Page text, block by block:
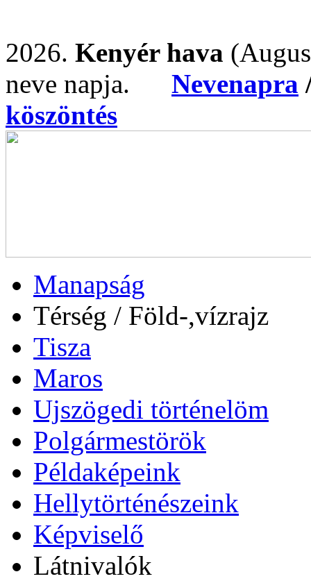
2026. Kenyér hava
neve napja. Nevenapra
köszöntés
Manapság
Térség / Föld-,vízrajz
Tisza
Maros
Ujszögedi történelöm
Polgármestörök
Példaképeink
Hellytörténészeink
Képviselő
Látnivalók